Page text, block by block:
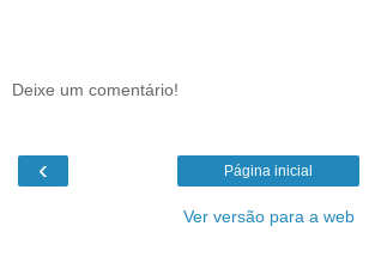
Deixe um comentário!
‹ Página inicial
Ver versão para a web